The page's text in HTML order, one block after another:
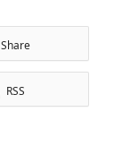
Share
RSS